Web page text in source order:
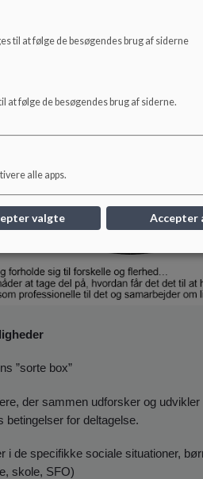
”sorte box”
der sammen udforsker og
betingelser for deltagelse.
i de specifikke sociale situationer,
skole, SFO)
til at følge de besøgendes brug af siderne
følge de besøgendes brug af siderne.
alle apps.
valgte Accepter